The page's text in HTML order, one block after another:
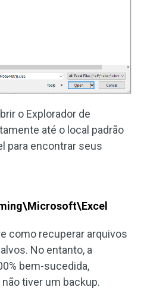
o Explorador de
até o local padrão
para encontrar seus
como recuperar arquivos
No entanto, a
bem-sucedida,
tiver um backup.